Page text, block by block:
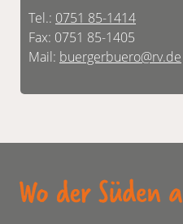
Tel.: 0751 85-1414
Fax: 0751 85-1405
Mail: buergerbuero@rv.de